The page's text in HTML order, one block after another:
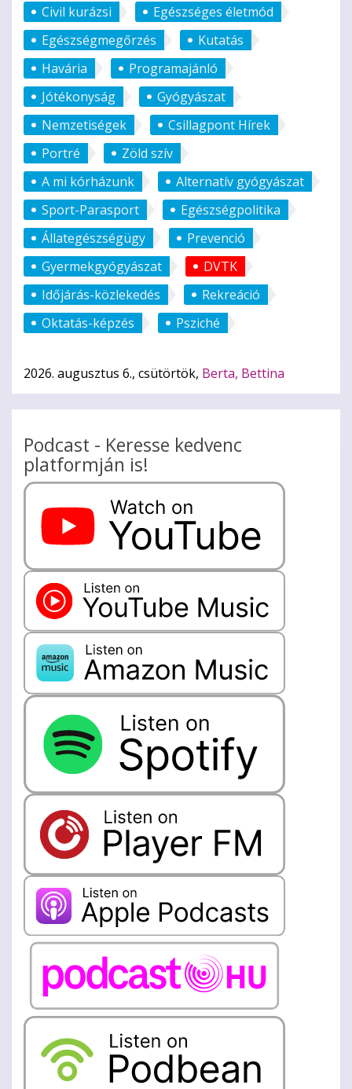
Civil kurázsi
Egészséges életmód
Egészségmegőrzés
Kutatás
Havária
Programajánló
Jótékonyság
Gyógyászat
Nemzetiségek
Csillagpont Hírek
Portré
Zöld szív
A mi kórházunk
Alternatív gyógyászat
Sport-Parasport
Egészségpolitika
Állategészségügy
Prevenció
Gyermekgyógyászat
DVTK
Időjárás-közlekedés
Rekreáció
Oktatás-képzés
Psziché
2026. augusztus 6., csütörtök, Berta, Bettina
Podcast - Keresse kedvenc
platformján is!